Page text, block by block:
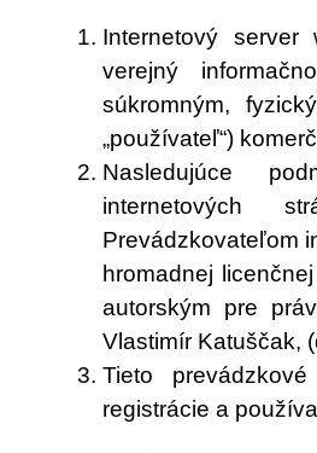
Internetový server
verejný
súkromným,
„používateľ“)
Nasledujúce
internetových
Prevádzkovateľom
hromadnej
autorským pre
Vlastimír Katuščak,
Tieto
registrácie a